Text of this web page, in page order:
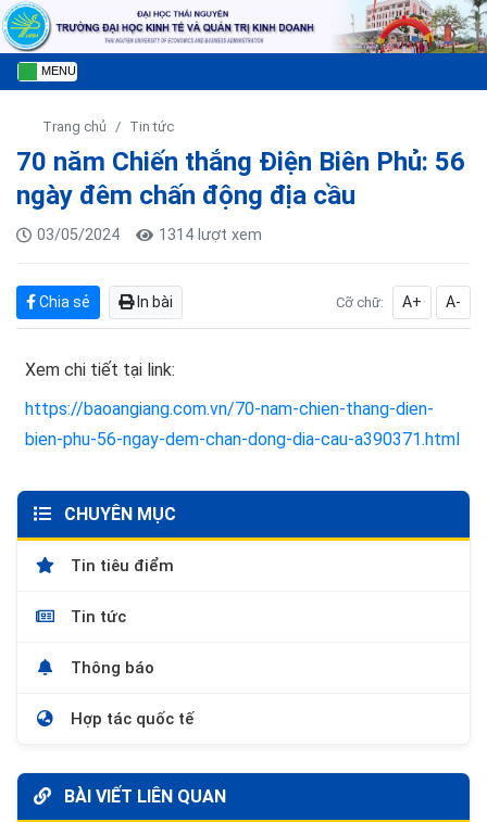
MENU
Trang chủ Tin tức
70 năm Chiến thắng Điện Biên Phủ: 56
ngày đêm chấn động địa cầu
03/05/2024 1314 lượt xem
Chia sẻ In bài Cỡ chữ: A+ A-
Xem chi tiết tại link:
https://baoangiang.com.vn/70-nam-chien-thang-dien-
bien-phu-56-ngay-dem-chan-dong-dia-cau-a390371.html
CHUYÊN MỤC
Tin tiêu điểm
Tin tức
Thông báo
Hợp tác quốc tế
BÀI VIẾT LIÊN QUAN